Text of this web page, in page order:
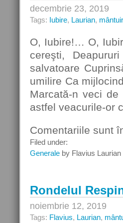
decembrie 23, 2019
Tags: Iubire, Laurian,
O, Iubire!… O,
cereşti,
salvatoare
umilire Ca
Marcată-n veci
astfel veacurile-or
Comentariile sunt
Filed under:
Generale by Flavius
Rondelul
noiembrie 12, 2019
Tags: Flavius, Laurian,